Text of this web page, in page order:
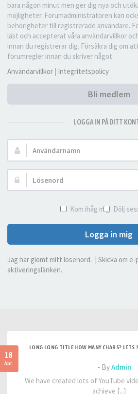
bara någon minut men ger dig nya och
möjligheter. Forumadministratören kan
behörigheter till registrerade användare.
läst och accepterat våra användarvillkor
innan du registrerar dig. Försäkra dig om
forumregler innan du skriver något.
Användarvillkor | Integritetspolicy
Bli medlem
LOGGA IN PÅ DITT
Användarnamn:
Lösenord:
Kom ihåg mig Dölj
Logga in mig
Jag har glömt mitt lösenord. | Skicka om
aktiveringslänken.
18
Apr
LONG LONG TITLE HOW MANY CHARS? LETS
- ByAdmin
We have created lots of YouTube
achieve [...]